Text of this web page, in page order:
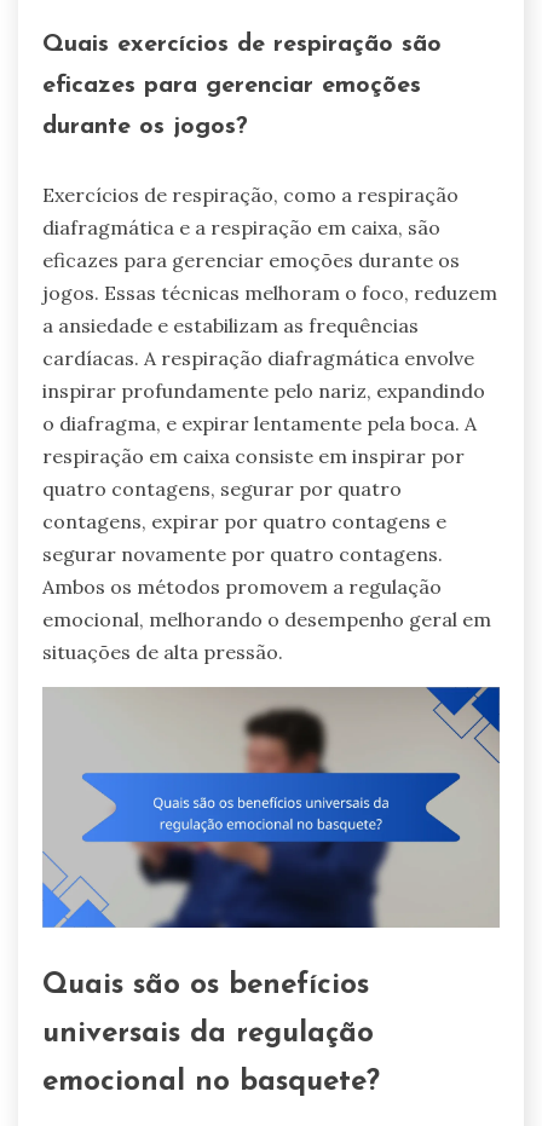
Quais exercícios de respiração são
eficazes para gerenciar emoções
durante os jogos?
Exercícios de respiração, como a respiração
diafragmática e a respiração em caixa, são
eficazes para gerenciar emoções durante os
jogos. Essas técnicas melhoram o foco, reduzem
a ansiedade e estabilizam as frequências
cardíacas. A respiração diafragmática envolve
inspirar profundamente pelo nariz, expandindo
o diafragma, e expirar lentamente pela boca. A
respiração em caixa consiste em inspirar por
quatro contagens, segurar por quatro
contagens, expirar por quatro contagens e
segurar novamente por quatro contagens.
Ambos os métodos promovem a regulação
emocional, melhorando o desempenho geral em
situações de alta pressão.
Quais são os benefícios
universais da regulação
emocional no basquete?